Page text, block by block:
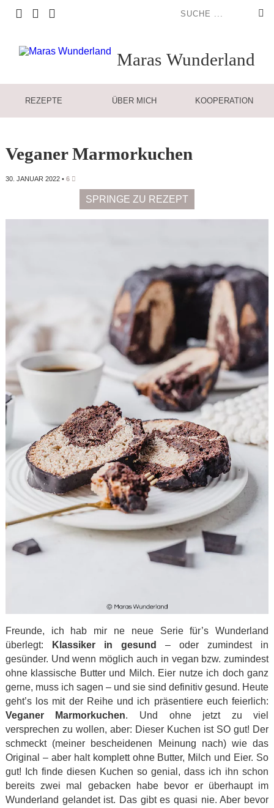
Maras Wunderland
REZEPTE ÜBER MICH KOOPERATION
Veganer Marmorkuchen
30. JANUAR 2022• 6
SPRINGE ZU REZEPT
Freunde, ich hab mir ne neue Serie für’s Wunderland
überlegt:
Klassiker in gesund
– oder zumindest in
gesünder. Und wenn möglich auch in vegan bzw. zumindest
ohne klassische Butter und Milch. Eier nutze ich doch ganz
gerne, muss ich sagen – und sie sind definitiv gesund. Heute
geht’s los mit der Reihe und ich präsentiere euch feierlich:
Veganer Marmorkuchen. Und ohne jetzt zu viel
versprechen zu wollen, aber: Dieser Kuchen ist SO gut! Der
schmeckt (meiner bescheidenen Meinung nach) wie das
Original – aber halt komplett ohne Butter, Milch und Eier. So
gut! Ich finde diesen Kuchen so genial, dass ich ihn schon
bereits zwei mal gebacken habe bevor er überhaupt im
Wunderland gelandet ist. Das gibt es quasi nie. Aber bevor